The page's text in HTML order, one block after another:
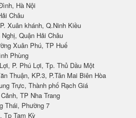
Hà Nội
Châu
Xuân khánh, Q.Ninh Kiều
Quận Hải Châu
Xuân Phú, TP Huế
Phùng
P. Phú Lợi, Tp. Thủ Dầu Một
Thuận, KP.3, P.Tân Mai Biên Hòa
Trực, Thành phố Rạch Giá
TP Nha Trang
Thái, Phường 7
Tp Tam Kỳ